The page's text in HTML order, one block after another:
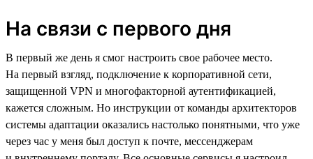
На связи с первого дня
В первый же день я смог настроить свое рабочее место.
На первый взгляд, подключение к корпоративной сети,
защищенной VPN и многофакторной аутентификацией,
кажется сложным. Но инструкции от команды архитекторов
системы адаптации оказались настолько понятными, что уже
через час у меня был доступ к почте, мессенджерам